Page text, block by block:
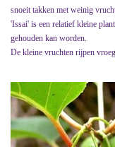
snoeit takken met weinig
'Issai' is een relatief kleine
gehouden kan worden.
De kleine vruchten rijpen